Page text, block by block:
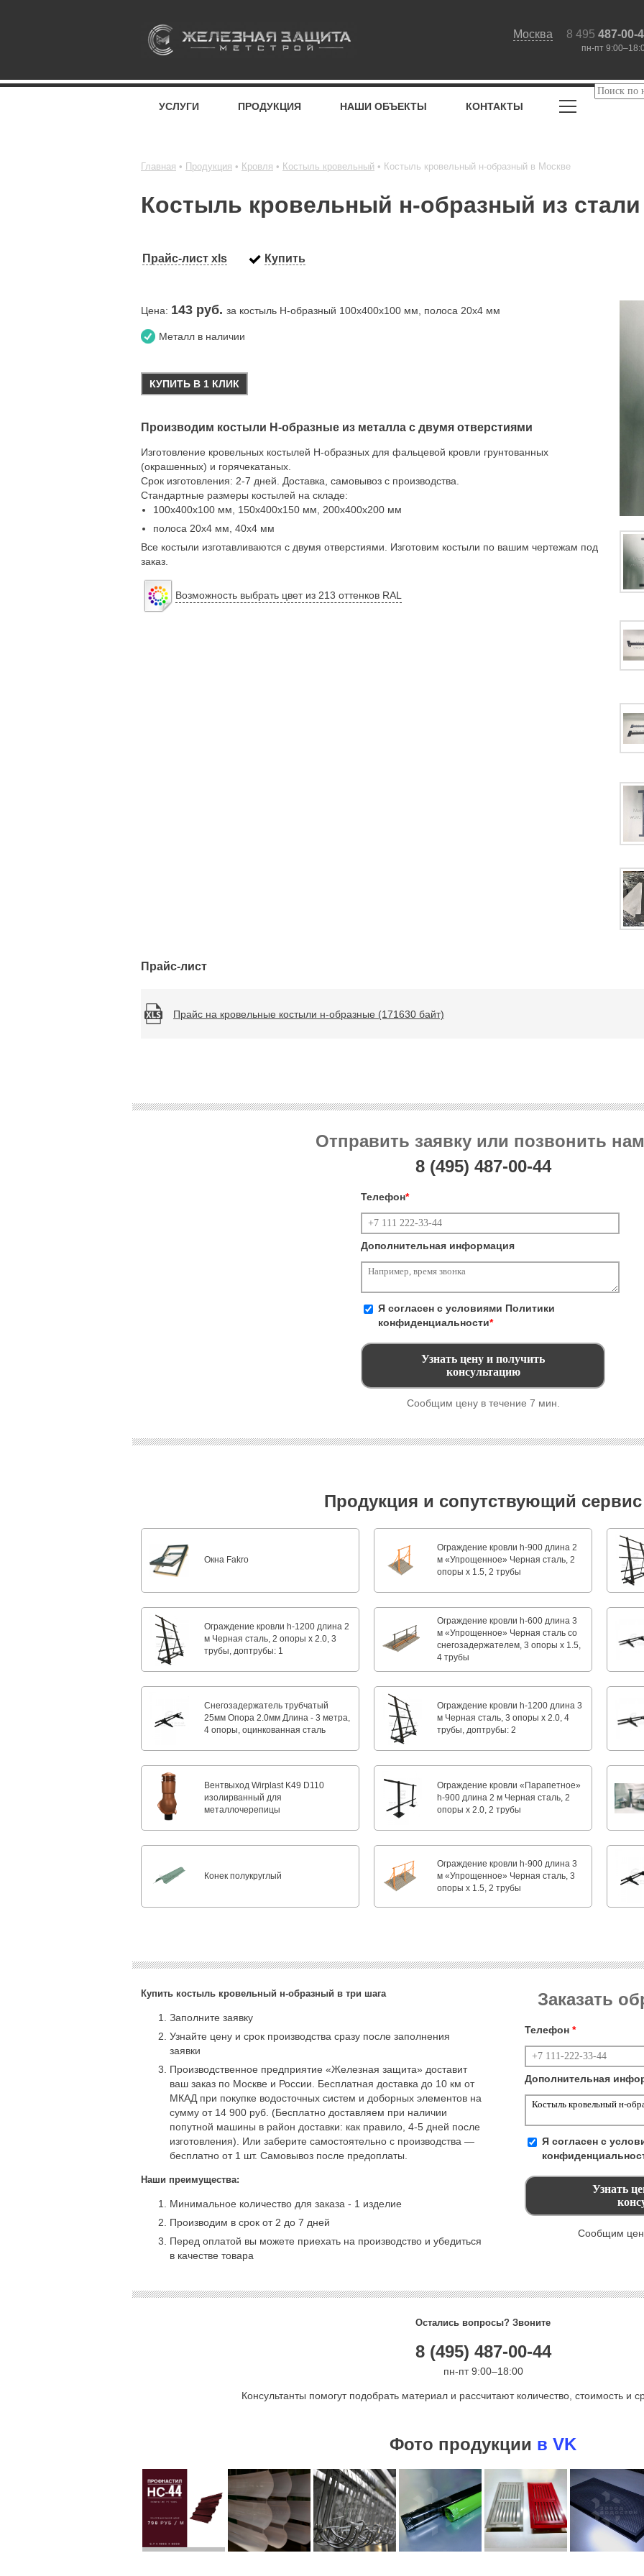
Москва 8 495 487-00-
пн-пт
УСЛУГИ ПРОДУКЦИЯ НАШИ ОБЪЕКТЫ КОНТАКТЫ
Главная Продукция Кровля Костыль кровельный Костыль кровельный н-образный в Москве
Костыль кровельный н-образный из стали
Прайс-лист xls Купить
Цена: 143 руб. за костыль Н-образный 100х400х100 мм, полоса 20х4 мм
Металл в наличии
КУПИТЬ В 1 КЛИК
Производим костыли Н-образные из металла с двумя отверстиями
Изготовление кровельных костылей Н-образных для фальцевой кровли грунтованных
(окрашенных) и горячекатаных.
Срок изготовления: 2-7 дней. Доставка, самовывоз с производства.
Стандартные размеры костылей на складе:
100х400х100 мм, 150х400х150 мм, 200х400х200 мм
полоса 20х4 мм, 40х4 мм
Все костыли изготавливаются с двумя отверстиями. Изготовим костыли по вашим чертежам под
заказ.
Возможность выбрать цвет из 213 оттенков RAL
Прайс-лист
Прайс на кровельные костыли н-образные (171630 байт)
Отправить заявку или позвонить
8 (495) 487-00-44
Телефон*
Дополнительная информация
Я согласен с условиями Политики
конфиденциальности*
Сообщим цену в течение 7 мин.
Продукция и сопутствующий сервис
Окна Fakro
Ограждение кровли h-900 длина 2
м «Упрощенное» Черная сталь, 2
опоры х 1.5, 2 трубы
Ограждение кровли h-1200 длина 2
м Черная сталь, 2 опоры х 2.0, 3
трубы, доптрубы: 1
Ограждение кровли h-600 длина 3
м «Упрощенное» Черная сталь со
снегозадержателем, 3 опоры х 1.5,
4 трубы
Снегозадержатель трубчатый
25мм Опора 2.0мм Длина - 3 метра,
4 опоры, оцинкованная сталь
Ограждение кровли h-1200 длина 3
м Черная сталь, 3 опоры х 2.0, 4
трубы, доптрубы: 2
Вентвыход Wirplast K49 D110
изолирванный для
металлочерепицы
Ограждение кровли «Парапетное»
h-900 длина 2 м Черная сталь, 2
опоры х 2.0, 2 трубы
Конек полукруглый
Ограждение кровли h-900 длина 3
м «Упрощенное» Черная сталь, 3
опоры х 1.5, 2 трубы
Купить костыль кровельный н-образный в три шага
Заполните заявку
Узнайте цену и срок производства сразу после заполнения
заявки
Производственное предприятие «Железная защита» доставит
ваш заказ по Москве и России. Бесплатная доставка до 10 км от
МКАД при покупке водосточных систем и доборных элементов на
сумму от 14 900 руб. (Бесплатно доставляем при наличии
попутной машины в район доставки: как правило, 4-5 дней после
изготовления). Или заберите самостоятельно с производства —
бесплатно от 1 шт. Самовывоз после предоплаты.
Наши преимущества:
Минимальное количество для заказа - 1 изделие
Производим в срок от 2 до 7 дней
Перед оплатой вы можете приехать на производство и убедиться
в качестве товара
Заказать
Телефон *
Дополнительная
Я согласен с
Сообщим
Остались вопросы? Звоните
8 (495) 487-00-44
пн-пт 9:00–18:00
Консультанты помогут подобрать материал и рассчитают количество, стоимость и
Фото продукции в VK